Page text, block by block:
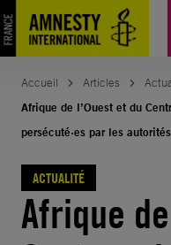
Aller
au
contenu
Accueil Articles
Afrique de l’Ouest et du
persécuté·es par les autorités
ACTUALITÉ
Afrique